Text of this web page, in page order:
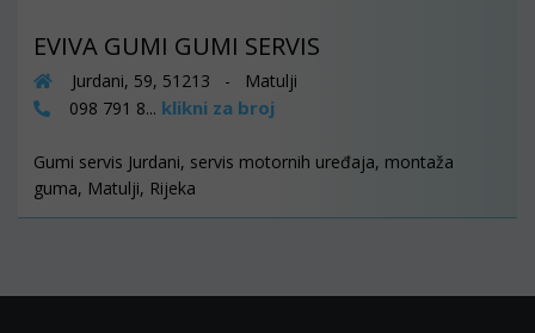
EVIVA GUMI GUMI SERVIS
Jurdani, 59, 51213 - Matulji
098 791 8... klikni za broj
Gumi servis Jurdani, servis motornih uređaja, montaža
guma, Matulji, Rijeka